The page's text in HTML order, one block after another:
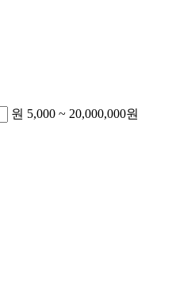
원 5,000 ~ 20,000,000원